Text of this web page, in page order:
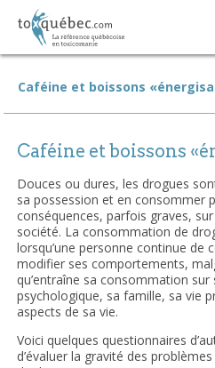
Caféine et boissons
Caféine et boissons
Douces ou dures, les drogues
sa possession et en consommer
conséquences, parfois graves,
société. La consommation de
lorsqu’une personne continue de
modifier ses comportements,
qu’entraîne sa consommation
psychologique, sa famille, sa vie
aspects de sa vie.
Voici quelques questionnaires
d’évaluer la gravité des